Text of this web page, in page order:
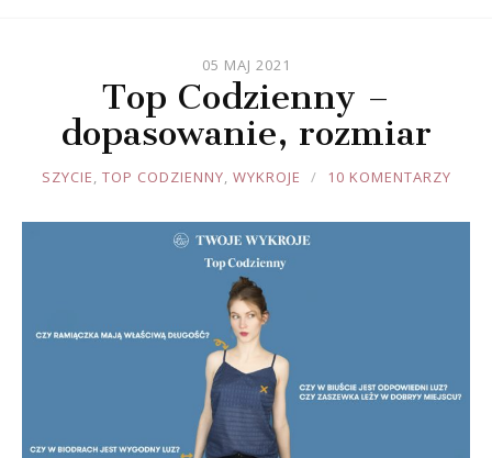
05 MAJ 2021
Top Codzienny –
dopasowanie, rozmiar
JOULE
SZYCIE, TOP CODZIENNY, WYKROJE 10 KOMENTARZY